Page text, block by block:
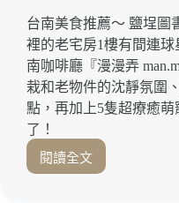
台
南
美
食
｜
台
區
台南美食推薦～ 鹽埕圖
裡的老宅房1樓有間連
南咖啡廳『漫漫弄
栽和老物件的沈靜氛圍
點，再加上5隻超療癒
了！
閱讀全文
球